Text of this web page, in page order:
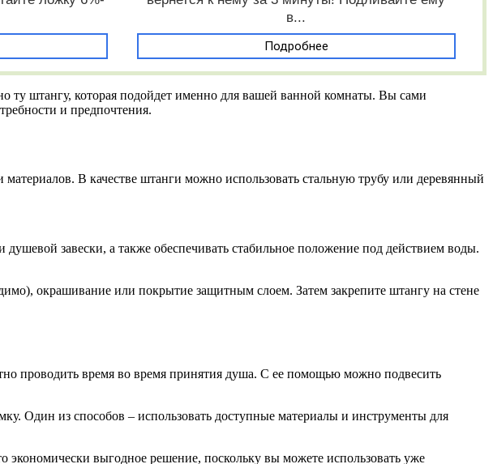
в...
Подробнее
ту штангу, которая подойдет именно для вашей ванной комнаты. Вы сами
и предпочтения.
В качестве штанги можно использовать стальную трубу или деревянный
завески, а также обеспечивать стабильное положение под действием воды.
окрашивание или покрытие защитным слоем. Затем закрепите штангу на стене
проводить время во время принятия душа. С ее помощью можно подвесить
Один из способов – использовать доступные материалы и инструменты для
выгодное решение, поскольку вы можете использовать уже